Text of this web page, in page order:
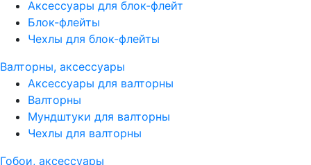
Аксессуары для блок-флейт
Блок-флейты
Чехлы для блок-флейты
Валторны, аксессуары
Аксессуары для валторны
Валторны
Мундштуки для валторны
Чехлы для валторны
Гобои, аксессуары